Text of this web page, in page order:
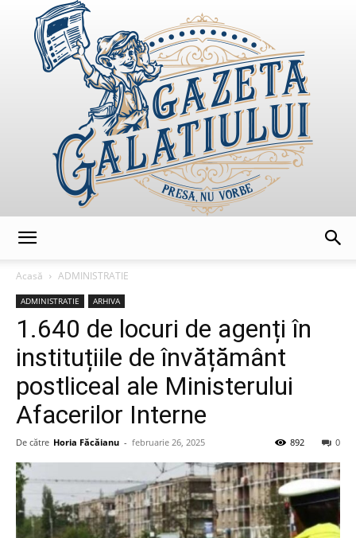
Acasă
ADMINISTRATIE
ADMINISTRATIE ARHIVA
1.640 de locuri de agenți în
instituțiile de învățământ
postliceal ale Ministerului
Afacerilor Interne
De către Horia Făcăianu - februarie 26, 2025 0
892